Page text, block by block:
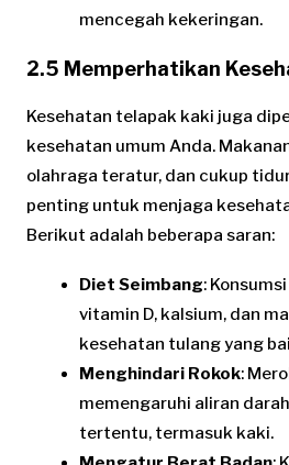
mencegah kekeringan.
2.5 Memperhatikan
Kesehatan telapak kaki juga
kesehatan umum Anda.
olahraga teratur, dan cukup
penting untuk menjaga
Berikut adalah beberapa saran:
Diet Seimbang:
vitamin D, kalsium, dan
kesehatan tulang yang
Menghindari Rokok:
memengaruhi aliran
tertentu, termasuk kaki.